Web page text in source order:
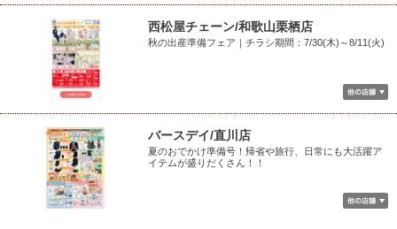
西松屋チェーン/和歌山栗栖店
秋の出産準備フェア｜チラシ期間：7/30(木)～8/11(火)
バースデイ/直川店
夏のおでかけ準備号！帰省や旅行、日常にも大活躍ア
イテムが盛りだくさん！！